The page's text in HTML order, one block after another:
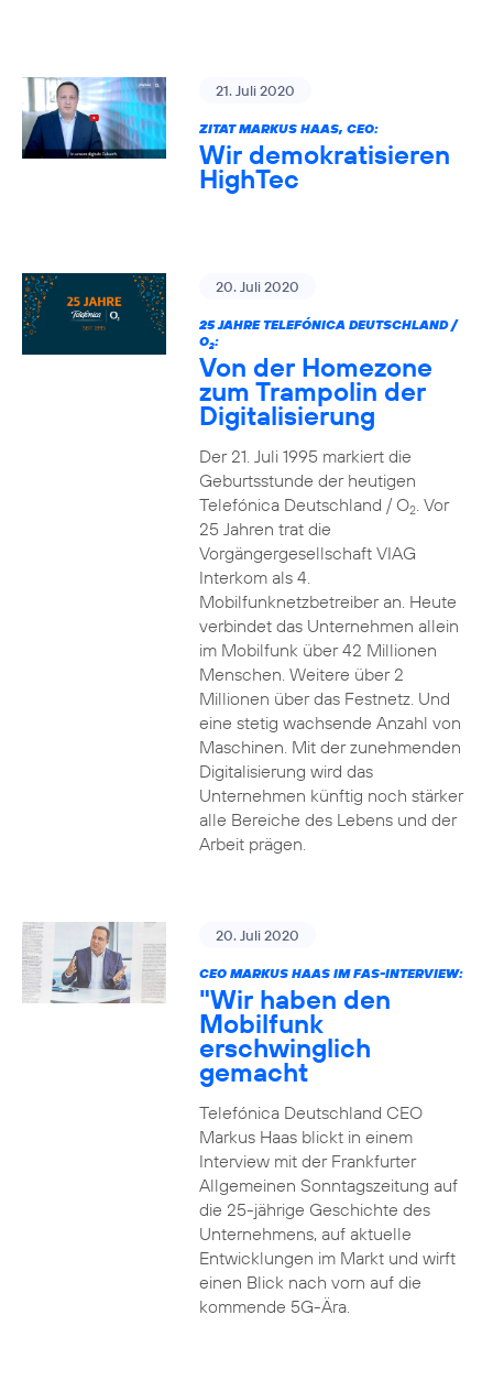
21. Juli 2020
ZITAT MARKUS HAAS, CEO:
Wir demokratisieren
HighTec
20. Juli 2020
25 JAHRE TELEFÓNICA DEUTSCHLAND /
O2:
Von der Homezone
zum Trampolin der
Digitalisierung
Der 21. Juli 1995 markiert die
Geburtsstunde der heutigen
Telefónica Deutschland / O2. Vor
25 Jahren trat die
Vorgängergesellschaft VIAG
Interkom als 4.
Mobilfunknetzbetreiber an. Heute
verbindet das Unternehmen allein
im Mobilfunk über 42 Millionen
Menschen. Weitere über 2
Millionen über das Festnetz. Und
eine stetig wachsende Anzahl von
Maschinen. Mit der zunehmenden
Digitalisierung wird das
Unternehmen künftig noch stärker
alle Bereiche des Lebens und der
Arbeit prägen.
20. Juli 2020
CEO MARKUS HAAS IM FAS-INTERVIEW:
"Wir haben den
Mobilfunk
erschwinglich
gemacht
Telefónica Deutschland CEO
Markus Haas blickt in einem
Interview mit der Frankfurter
Allgemeinen Sonntagszeitung auf
die 25-jährige Geschichte des
Unternehmens, auf aktuelle
Entwicklungen im Markt und wirft
einen Blick nach vorn auf die
kommende 5G-Ära.